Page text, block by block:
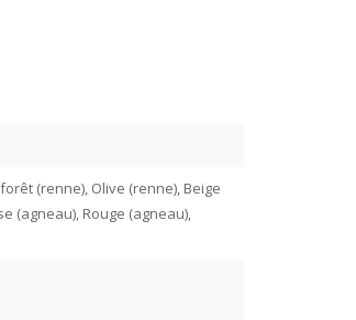
(renne), Olive (renne), Beige
(agneau), Rouge (agneau),